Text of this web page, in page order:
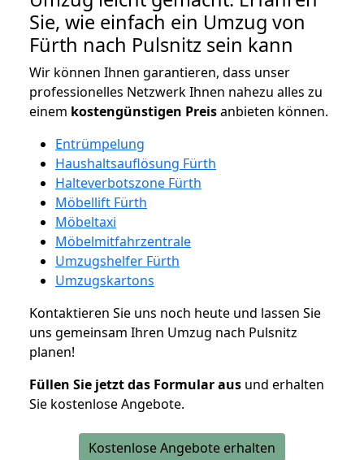
Sie, wie einfach ein Umzug von
Fürth nach Pulsnitz sein kann
Wir können Ihnen garantieren, dass unser
professionelles Netzwerk Ihnen nahezu alles zu
einem kostengünstigen Preisanbieten können.
Entrümpelung
Haushaltsauflösung Fürth
Halteverbotszone Fürth
Möbellift Fürth
Möbeltaxi
Möbelmitfahrzentrale
Umzugshelfer Fürth
Umzugskartons
Kontaktieren Sie uns noch heute und lassen Sie
uns gemeinsam Ihren Umzug nach Pulsnitz
planen!
Füllen Sie jetzt das Formular aus und erhalten
Sie kostenlose Angebote.
Kostenlose Angebote erhalten